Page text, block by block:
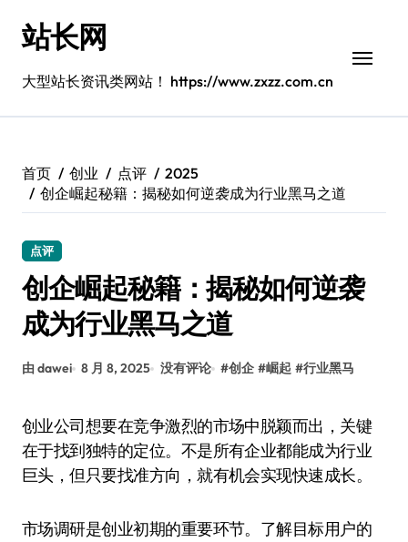
站长网
大型站长资讯类网站！ https://www.zxzz.com.cn
首页 创业 点评
2025
创企崛起秘籍：揭秘如何逆袭成为行业黑马之道
点评
创企崛起秘籍：揭秘如何逆袭
成为行业黑马之道
由 dawei 8 月 8, 2025 没有评论 #创企 #崛起 #行业黑马
创业公司想要在竞争激烈的市场中脱颖而出，关键
在于找到独特的定位。不是所有企业都能成为行业
巨头，但只要找准方向，就有机会实现快速成长。
市场调研是创业初期的重要环节。了解目标用户的